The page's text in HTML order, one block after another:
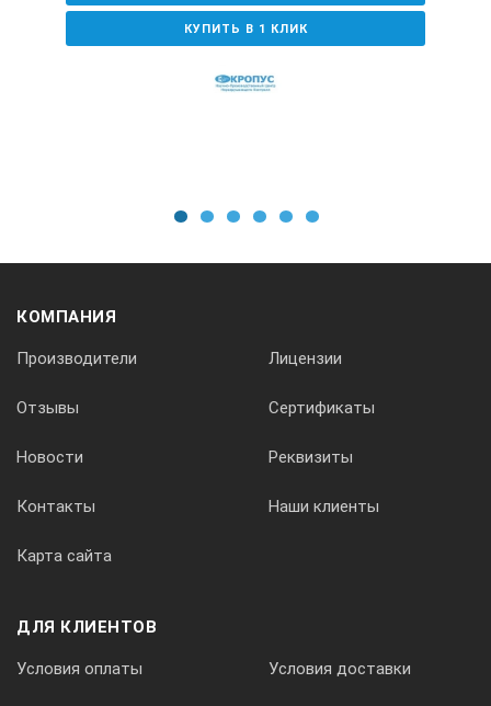
преобразователя. Данная функция используется в
механизированных системах, например, для
контроля осевого канала паровых турбин, полых
промышленный сенсорный экран дает возможность
низких температурах. Экран обеспечивает высокую
110 Гц);
позволяет проводить анализ результатов контроля
возможность контролировать с высокой степенью
большого сечения.
Возможность одновременного подключения двух 2D
контроля за счет проведения контроля сварного шва с
двух сторон (при использовании традиционного
КУПИТЬ В 1 КЛИК
КОМПАНИЯ
Производители Лицензии
Отзывы Сертификаты
Новости Реквизиты
Контакты Наши клиенты
Карта сайта
ДЛЯ КЛИЕНТОВ
Условия оплаты Условия доставки